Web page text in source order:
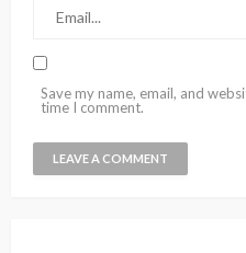
Save my name, email, and
time I comment.